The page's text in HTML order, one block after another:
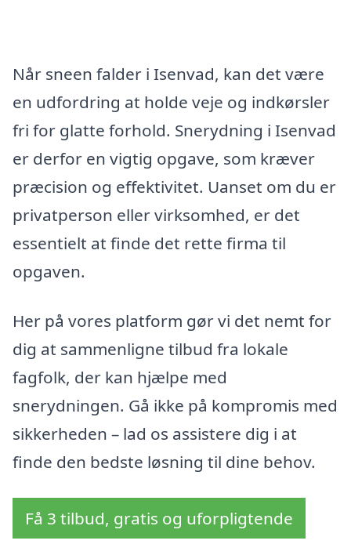
Når sneen falder i Isenvad, kan det være
en udfordring at holde veje og indkørsler
fri for glatte forhold. Snerydning i Isenvad
er derfor en vigtig opgave, som kræver
præcision og effektivitet. Uanset om du er
privatperson eller virksomhed, er det
essentielt at finde det rette firma til
opgaven.
Her på vores platform gør vi det nemt for
dig at sammenligne tilbud fra lokale
fagfolk, der kan hjælpe med
snerydningen. Gå ikke på kompromis med
sikkerheden – lad os assistere dig i at
finde den bedste løsning til dine behov.
Få 3 tilbud, gratis og uforpligtende